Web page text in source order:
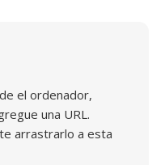
el ordenador,
una URL.
arrastrarlo a esta